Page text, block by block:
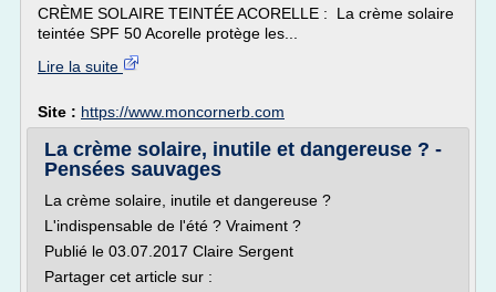
CRÈME SOLAIRE TEINTÉE ACORELLE : La crème solaire
teintée SPF 50 Acorelle protège les...
Lire la suite
Site : https://www.moncornerb.com
La crème solaire, inutile et dangereuse ? -
Pensées sauvages
La crème solaire, inutile et dangereuse ?
L'indispensable de l'été ? Vraiment ?
Publié le 03.07.2017 Claire Sergent
Partager cet article sur :